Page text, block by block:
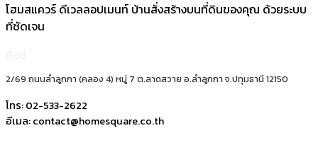
โฮมสแควร์ ดีเวลลอปเมนท์ บ้านสั่งสร้างบนที่ดินของคุณ ด้วยระบบ
ที่ชัดเจน
2/69 ถนนลำลูกกา (คลอง 4) หมู่ 7 ต.ลาดสวาย อ.ลำลูกกา จ.ปทุมธานี 12150
โทร:02-533-2622
อีเมล:contact@homesquare.co.th